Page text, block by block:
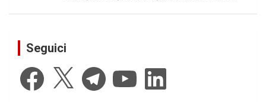
Seguici
Facebook Telegram YouTube LinkedIn